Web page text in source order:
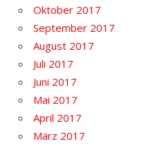
Oktober 2017
September 2017
August 2017
Juli 2017
Juni 2017
Mai 2017
April 2017
März 2017